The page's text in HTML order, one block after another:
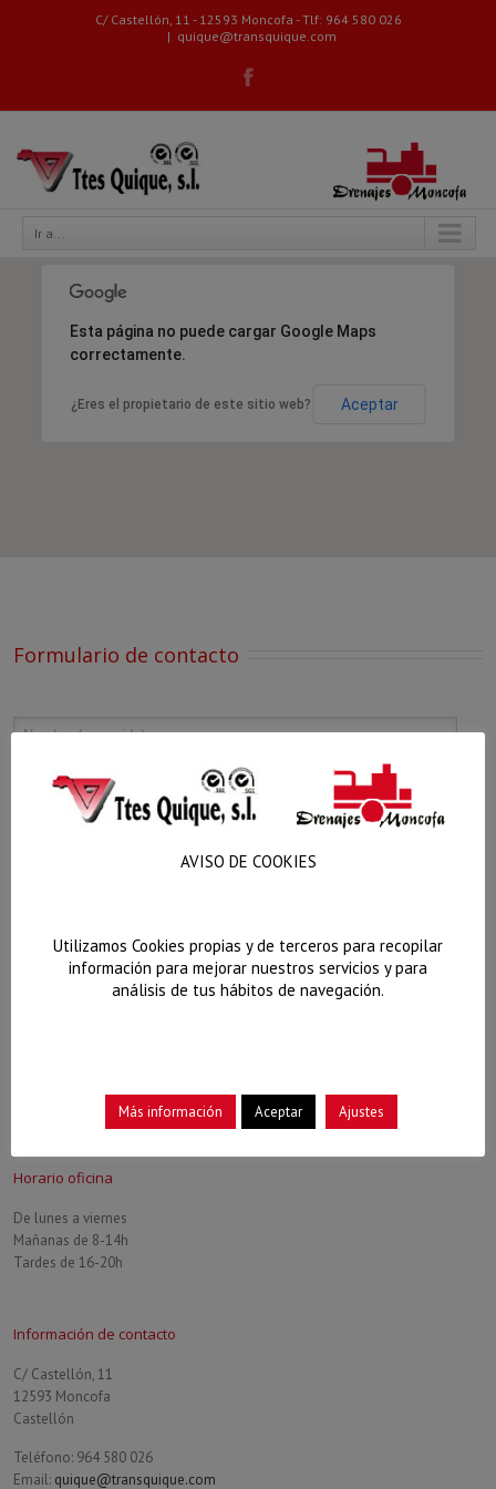
C/ Castellón, 11 - 12593 Moncofa - Tlf: 964 580 026
| quique@transquique.com
Ir a...
Esta página no puede cargar Google Maps
correctamente.
¿Eres el propietario de este sitio web? Aceptar
Formulario de contacto
Horario oficina
De lunes a viernes
Mañanas de 8-14h
Tardes de 16-20h
Información de contacto
C/ Castellón, 11
12593 Moncofa
Castellón
Teléfono: 964 580 026
Email: quique@transquique.com
AVISO DE COOKIES
Utilizamos Cookies propias y de terceros para recopilar
información para mejorar nuestros servicios y para
análisis de tus hábitos de navegación.
Más información Aceptar Ajustes